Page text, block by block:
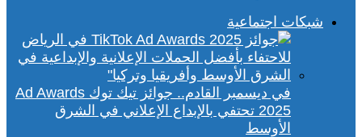
شبكات اجتماعية
في ديسمبر القادم.. جوائز تيك توك Ad Awards
2025 تحتفي بالإبداع الإعلاني في الشرق
الأوسط